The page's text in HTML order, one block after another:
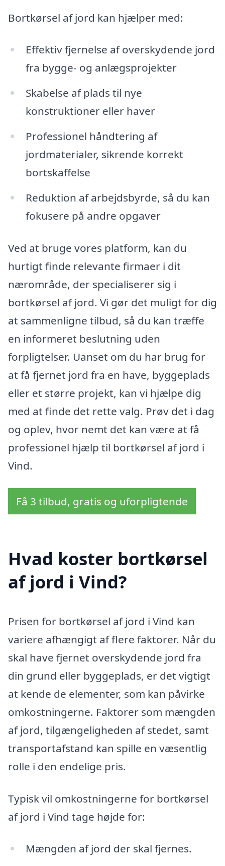
Bortkørsel af jord kan hjælper med:
Effektiv fjernelse af overskydende jord
fra bygge- og anlægsprojekter
Skabelse af plads til nye
konstruktioner eller haver
Professionel håndtering af
jordmaterialer, sikrende korrekt
bortskaffelse
Reduktion af arbejdsbyrde, så du kan
fokusere på andre opgaver
Ved at bruge vores platform, kan du
hurtigt finde relevante firmaer i dit
nærområde, der specialiserer sig i
bortkørsel af jord. Vi gør det muligt for dig
at sammenligne tilbud, så du kan træffe
en informeret beslutning uden
forpligtelser. Uanset om du har brug for
at få fjernet jord fra en have, byggeplads
eller et større projekt, kan vi hjælpe dig
med at finde det rette valg. Prøv det i dag
og oplev, hvor nemt det kan være at få
professionel hjælp til bortkørsel af jord i
Vind.
Få 3 tilbud, gratis og uforpligtende
Hvad koster bortkørsel
af jord i Vind?
Prisen for bortkørsel af jord i Vind kan
variere afhængigt af flere faktorer. Når du
skal have fjernet overskydende jord fra
din grund eller byggeplads, er det vigtigt
at kende de elementer, som kan påvirke
omkostningerne. Faktorer som mængden
af jord, tilgængeligheden af stedet, samt
transportafstand kan spille en væsentlig
rolle i den endelige pris.
Typisk vil omkostningerne for bortkørsel
af jord i Vind tage højde for:
Mængden af jord der skal fjernes.